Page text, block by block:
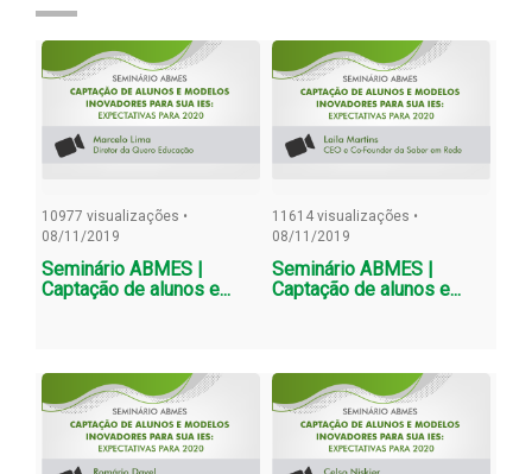
10977 visualizações •
08/11/2019
Seminário ABMES |
Captação de alunos e...
11614 visualizações •
08/11/2019
Seminário ABMES |
Captação de alunos e...